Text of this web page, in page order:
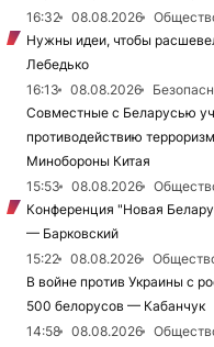
16:32
08.08.2026
Нужны идеи, чтобы
Лебедько
16:13
08.08.2026
Совместные с Беларусью
противодействию
Минобороны Китая
15:53
08.08.2026
Конференция "Новая
— Барковский
15:22
08.08.2026
В войне против Украины с
500 белорусов — Кабанчук
14:58
08.08.2026